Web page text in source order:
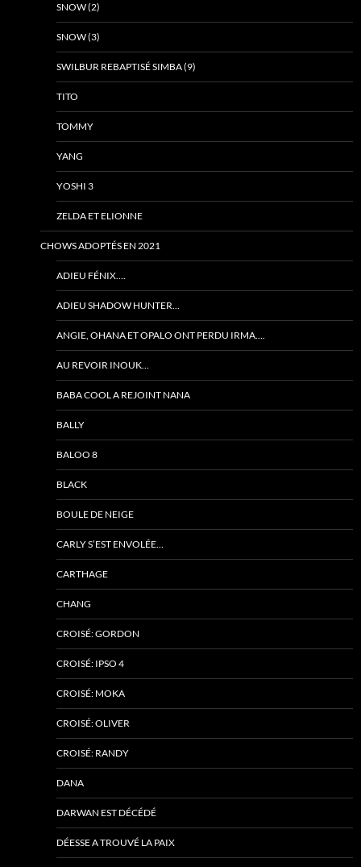
SNOW (2)
SNOW (3)
SWILBUR REBAPTISÉ SIMBA (9)
TITO
TOMMY
YANG
YOSHI 3
ZELDA ET ELIONNE
CHOWS ADOPTÉS EN 2021
ADIEU FÉNIX….
ADIEU SHADOW HUNTER…
ANGIE, OHANA ET OPALO ONT PERDU IRMA….
AU REVOIR INOUK…
BABA COOL A REJOINT NANA
BALLY
BALOO 8
BLACK
BOULE DE NEIGE
CARLY S’EST ENVOLÉE…
CARTHAGE
CHANG
CROISÉ: GORDON
CROISÉ: IPSO 4
CROISÉ: MOKA
CROISÉ: OLIVER
CROISÉ: RANDY
DANA
DARWAN EST DÉCÉDÉ
DÉESSE A TROUVÉ LA PAIX